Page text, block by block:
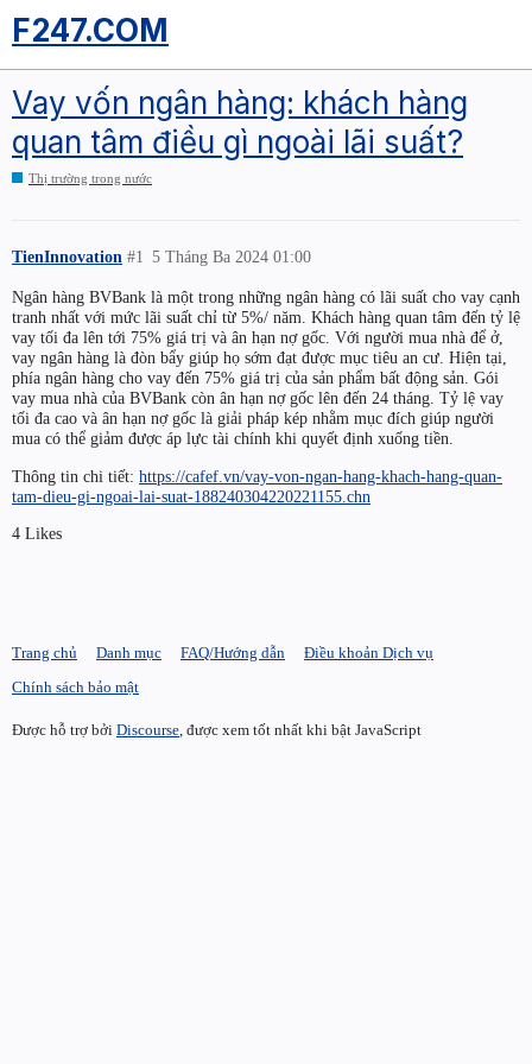
F247.COM
Vay vốn ngân hàng: khách hàng
quan tâm điều gì ngoài lãi suất?
Thị trường trong nước
TienInnovation 5 Tháng Ba 2024 01:00
#1
Ngân hàng BVBank là một trong những ngân hàng có lãi suất cho vay cạnh
tranh nhất với mức lãi suất chỉ từ 5%/ năm. Khách hàng quan tâm đến tỷ lệ
vay tối đa lên tới 75% giá trị và ân hạn nợ gốc. Với người mua nhà để ở,
vay ngân hàng là đòn bẩy giúp họ sớm đạt được mục tiêu an cư. Hiện tại,
phía ngân hàng cho vay đến 75% giá trị của sản phẩm bất động sản. Gói
vay mua nhà của BVBank còn ân hạn nợ gốc lên đến 24 tháng. Tỷ lệ vay
tối đa cao và ân hạn nợ gốc là giải pháp kép nhằm mục đích giúp người
mua có thể giảm được áp lực tài chính khi quyết định xuống tiền.
Thông tin chi tiết: https://cafef.vn/vay-von-ngan-hang-khach-hang-quan-
tam-dieu-gi-ngoai-lai-suat-188240304220221155.chn
4 Likes
Trang chủ Danh mục FAQ/Hướng dẫn
Điều khoản Dịch vụ
Chính sách bảo mật
Được hỗ trợ bởi Discourse , được xem tốt nhất khi bật JavaScript